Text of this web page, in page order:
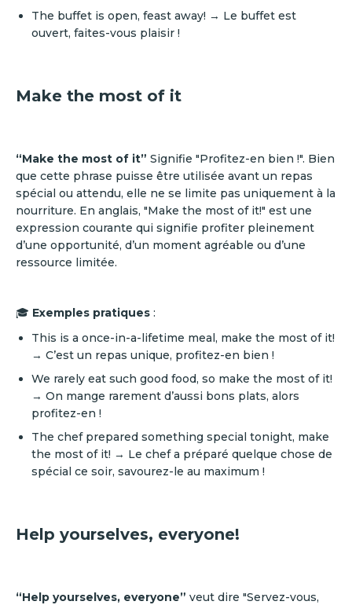
The buffet is open, feast away! → Le buffet est
ouvert, faites-vous plaisir !
Make the most of it
“Make the most of it” Signifie "Profitez-en bien !". Bien
que cette phrase puisse être utilisée avant un repas
spécial ou attendu, elle ne se limite pas uniquement à la
nourriture. En anglais, "Make the most of it!" est une
expression courante qui signifie profiter pleinement
d’une opportunité, d’un moment agréable ou d’une
ressource limitée.
🎓 Exemples pratiques :
This is a once-in-a-lifetime meal, make the most of it!
→ C’est un repas unique, profitez-en bien !
We rarely eat such good food, so make the most of it!
→ On mange rarement d’aussi bons plats, alors
profitez-en !
The chef prepared something special tonight, make
the most of it! → Le chef a préparé quelque chose de
spécial ce soir, savourez-le au maximum !
Help yourselves, everyone!
“Help yourselves, everyone” veut dire "Servez-vous,